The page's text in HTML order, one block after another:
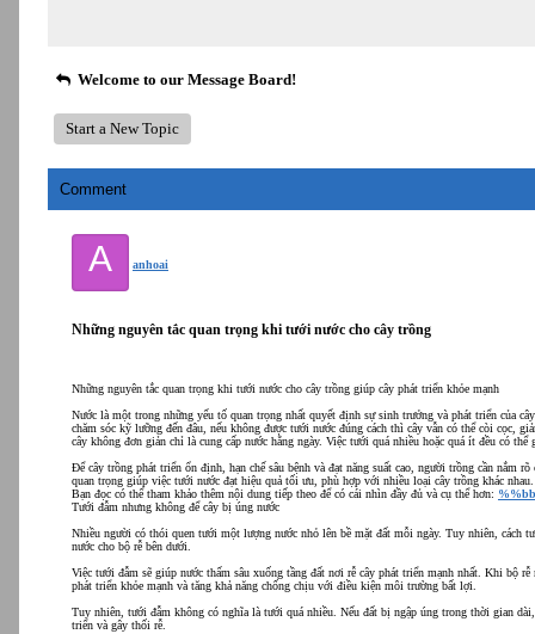
Welcome to our Message Board!
Start a New Topic
Comment
A anhoai
Những nguyên tắc quan trọng khi tưới nước cho cây trồng
Những nguyên tắc quan trọng khi tưới nước cho cây trồng giúp cây phát triển khỏe mạnh
Nước là một trong những yếu tố quan trọng nhất quyết định sự sinh trưởng và phát triển của
chăm sóc kỹ lưỡng đến đâu, nếu không được tưới nước đúng cách thì cây vẫn có thể còi cọc,
cây không đơn giản chỉ là cung cấp nước hằng ngày. Việc tưới quá nhiều hoặc quá ít đều có thể
Để cây trồng phát triển ổn định, hạn chế sâu bệnh và đạt năng suất cao, người trồng cần nắm
quan trọng giúp việc tưới nước đạt hiệu quả tối ưu, phù hợp với nhiều loại cây trồng khác nhau.
Bạn đọc có thể tham khảo thêm nội dung tiếp theo để có cái nhìn đầy đủ và cụ thể hơn:
Tưới đẫm nhưng không để cây bị úng nước
Nhiều người có thói quen tưới một lượng nước nhỏ lên bề mặt đất mỗi ngày. Tuy nhiên, cách
nước cho bộ rễ bên dưới.
Việc tưới đẫm sẽ giúp nước thấm sâu xuống tầng đất nơi rễ cây phát triển mạnh nhất. Khi bộ
phát triển khỏe mạnh và tăng khả năng chống chịu với điều kiện môi trường bất lợi.
Tuy nhiên, tưới đẫm không có nghĩa là tưới quá nhiều. Nếu đất bị ngập úng trong thời gian
triển và gây thối rễ.